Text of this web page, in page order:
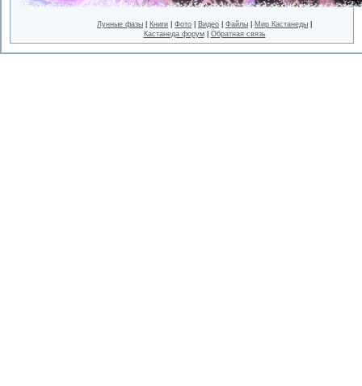
Лунные фазы Книги Фото Видео Файлы Мир Кастанеды
Кастанеда форум| Обратная связь